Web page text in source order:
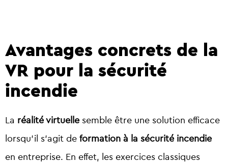
Avantages concrets de la
VR pour la sécurité
incendie
La réalité virtuelle semble être une solution efficace
lorsqu’il s’agit de formation à la sécurité incendie
en entreprise. En effet, les exercices classiques